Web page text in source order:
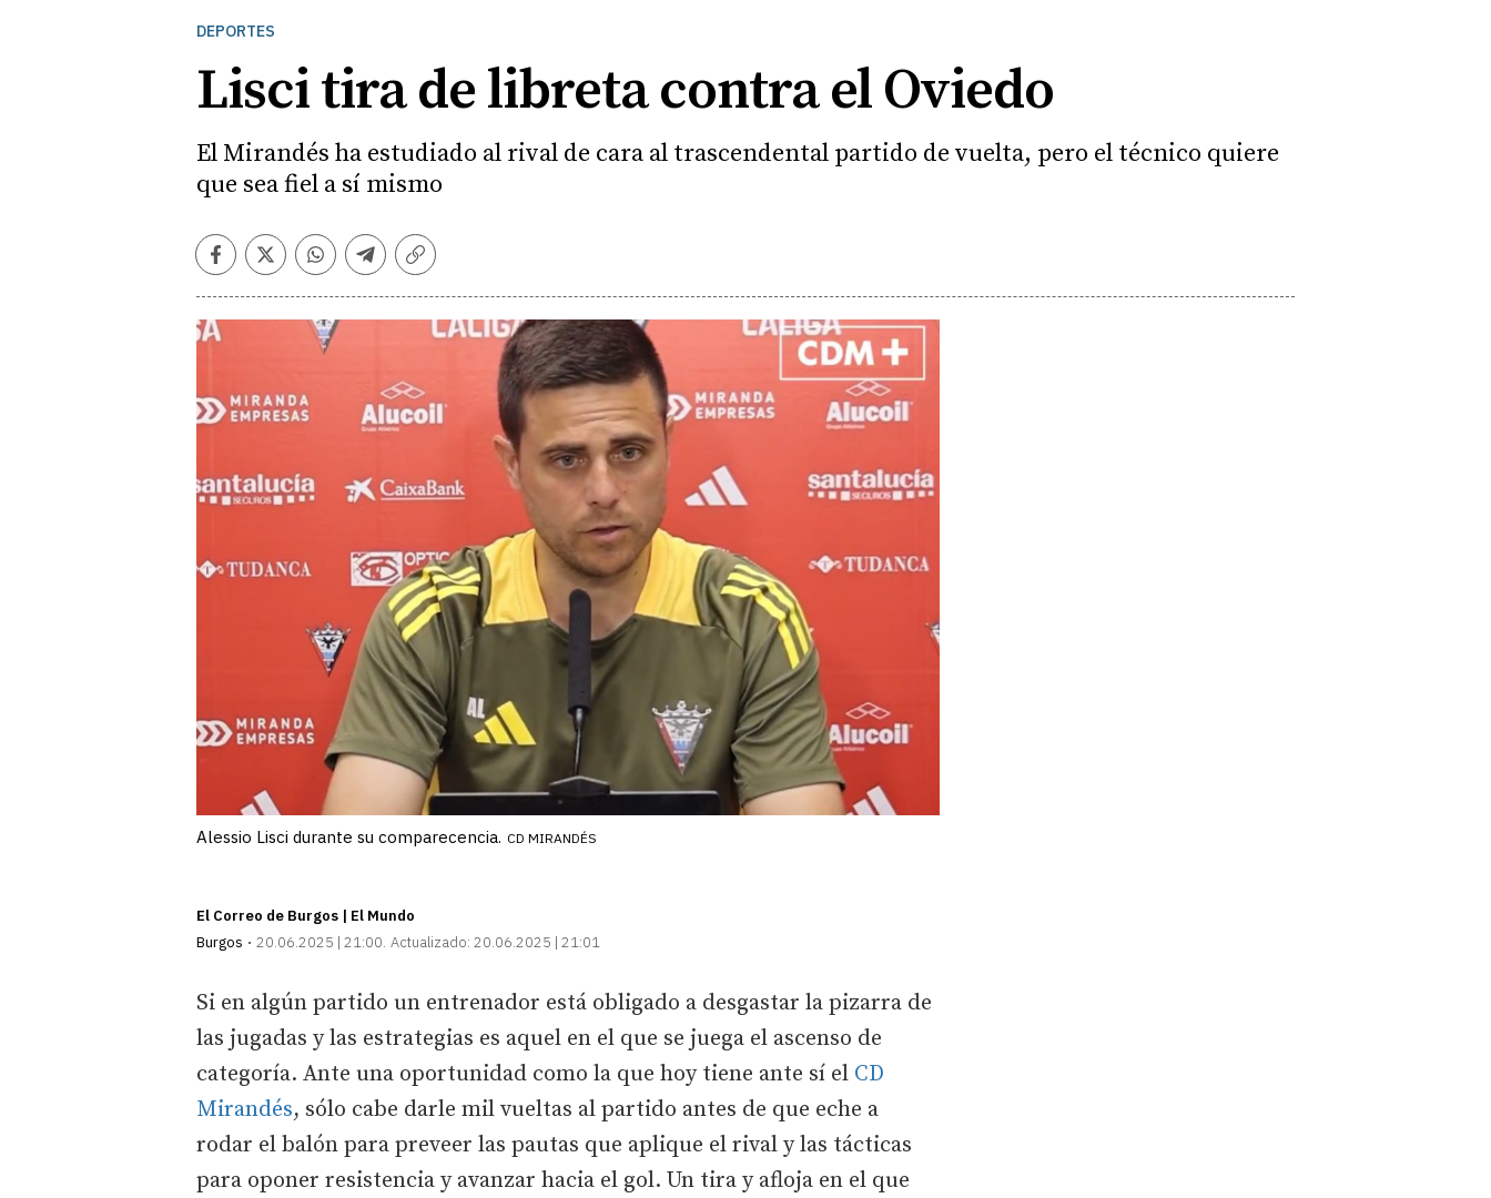
DEPORTES
Lisci tira de libreta contra el Oviedo
El Mirandés ha estudiado al rival de cara al trascendental partido de vuelta, pero el técnico quiere
que sea fiel a sí mismo
Facebook
TwitterWhatsapp
Telegram
Copiar
Alessio Lisci durante su comparecencia. CD MIRANDÉS
El Correo de Burgos | El Mundo
Burgos
20.06.2025 | 21:00 Actualizado: 20.06.2025 | 21:01
Si en algún partido un entrenador está obligado a desgastar la pizarra de
las jugadas y las estrategias es aquel en el que se juega el ascenso de
categoría. Ante una oportunidad como la que hoy tiene ante sí el CD
Mirandés, sólo cabe darle mil vueltas al partido antes de que eche a
rodar el balón para preveer las pautas que aplique el rival y las tácticas
para oponer resistencia y avanzar hacia el gol. Un tira y afloja en el que